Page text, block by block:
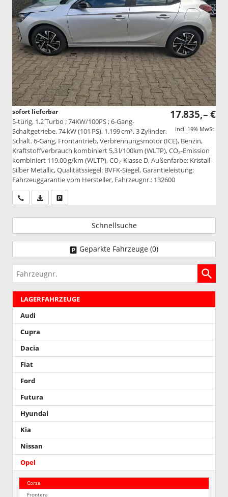
17.835,– €
incl. 19% MwSt.
sofort lieferbar
5-türig, 1.2 Turbo ; 74KW/100PS ; 6-Gang-
Schaltgetriebe, 74 kW (101 PS), 1.199 cm³, 3 Zylinder,
Schalt. 6-Gang, Frontantrieb, Verbrennungsmotor (ICE), Benzin,
Kraftstoffverbrauch kombiniert 5,3 l/100km (WLTP), CO₂-Emission
kombiniert 119.00 g/km (WLTP), CO₂-Klasse D, Außenfarbe: Kristall-
Silber Metallic, Qualitätssiegel: BVFK-Siegel, Garantieleistung:
Fahrzeuggarantie vom Hersteller, Fahrzeugnr.: 132600
Wir rufen Sie anPDF-Datei, Fahrzeugexposé drucken
Schnellsuche
Geparkte Fahrzeuge (0)
Fahrzeugnr.
LAGERFAHRZEUGE
Audi
Cupra
Dacia
Fiat
Ford
Futura
Hyundai
Kia
Nissan
Opel
Corsa
Frontera